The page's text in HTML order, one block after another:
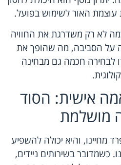
עוצמת האור לשימוש בפועל.
לא רק משדרגת את החוויה
על הסביבה, מה שהופך את
לבחירה חכמה גם מבחינה
אישית: הסוד
מושלמת
מחיינו, והיא יכולה להשפיע
כשמדובר בשירותים ניידים,